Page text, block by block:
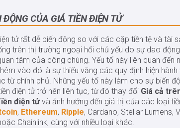
ĐỘNG CỦA GIÁ TIỀN ĐIỆN TỬ
tử rất dễ biến động so với các cặp tiền tệ và tài
trên thị trường ngoại hối chủ yếu do sự dao
tâm của công chúng. Yếu tố này liên quan đến
vào đó là sự thiếu vắng các quy định hiện hành
từ chính phủ. Những yếu tố này làm cho sự biến
điện tử trở nên liên tục, từ đó thay đổi Giá cả
điện tửvà ảnh hưởng đến giá trị của các loại
, Ethereum, Ripple, Cardano, Stellar Lumens,
Chainlink, cùng với nhiều loại khác.